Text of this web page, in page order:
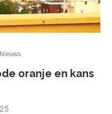
Nieuws
oranje en kans